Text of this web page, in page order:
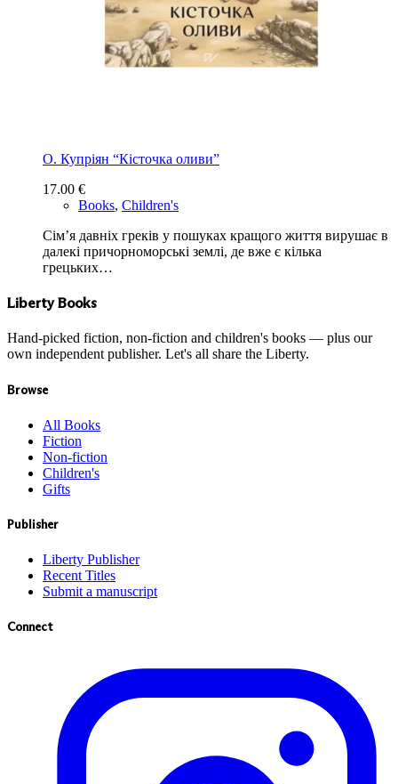
О. Купріян “Кісточка оливи”
17.00 €
Books, Children's
Сім’я давніх греків у пошуках кращого життя вирушає в
далекі причорноморські землі, де вже є кілька
грецьких…
Liberty Books
Hand-picked fiction, non-fiction and children's books — plus our
own independent publisher. Let's all share the Liberty.
Browse
All Books
Fiction
Non-fiction
Children's
Gifts
Publisher
Liberty Publisher
Recent Titles
Submit a manuscript
Connect